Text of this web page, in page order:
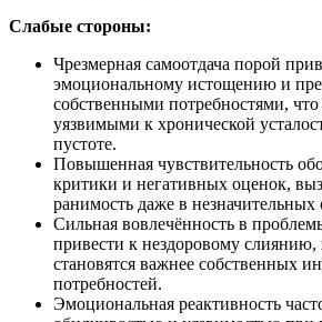
Слабые стороны:
Чрезмерная самоотдача порой
эмоциональному истощению и
собственными потребностями, что
уязвимыми к хронической
пустоте.
Повышенная чувствительность
критики и негативных оценок,
ранимость даже в незначительных
Сильная вовлечённость в
привести к нездоровому слиянию,
становятся важнее собственных
потребностей.
Эмоциональная реактивность